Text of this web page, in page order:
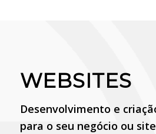
WEBSITES
Desenvolvimento e
para o seu negócio ou